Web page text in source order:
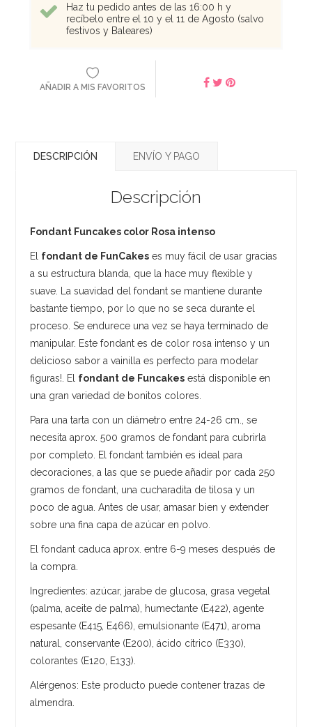
Haz tu pedido antes de las 16:00 h y
recíbelo entre el 10 y el 11 de Agosto (salvo
festivos y Baleares)
AÑADIR A MIS FAVORITOS
DESCRIPCIÓN ENVÍO Y PAGO
Descripción
Fondant Funcakes color Rosa intenso
El fondant de FunCakes es muy fácil de usar gracias
a su estructura blanda, que la hace muy flexible y
suave. La suavidad del fondant se mantiene durante
bastante tiempo, por lo que no se seca durante el
proceso. Se endurece una vez se haya terminado de
manipular. Este fondant es de color rosa intenso y un
delicioso sabor a vainilla es perfecto para modelar
figuras!. El fondant de Funcakes está disponible en
una gran variedad de bonitos colores.
Para una tarta con un diámetro entre 24-26 cm., se
necesita aprox. 500 gramos de fondant para cubrirla
por completo. El fondant también es ideal para
decoraciones, a las que se puede añadir por cada 250
gramos de fondant, una cucharadita de tilosa y un
poco de agua. Antes de usar, amasar bien y extender
sobre una fina capa de azúcar en polvo.
El fondant caduca aprox. entre 6-9 meses después de
la compra.
Ingredientes: azúcar, jarabe de glucosa, grasa vegetal
(palma, aceite de palma), humectante (E422), agente
espesante (E415, E466), emulsionante (E471), aroma
natural, conservante (E200), ácido cítrico (E330),
colorantes (E120, E133).
Alérgenos: Este producto puede contener trazas de
almendra.